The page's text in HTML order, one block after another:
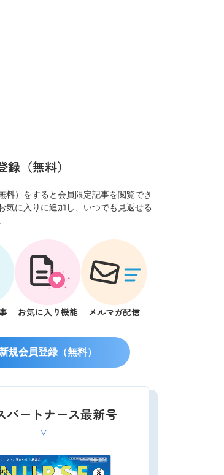
（無料）
料）をすると会員限定記事を閲覧でき
気に入りに追加し、いつでも見返せる
お気に入り機能 メルマガ配信
新規会員登録（無料）
パートナース最新号